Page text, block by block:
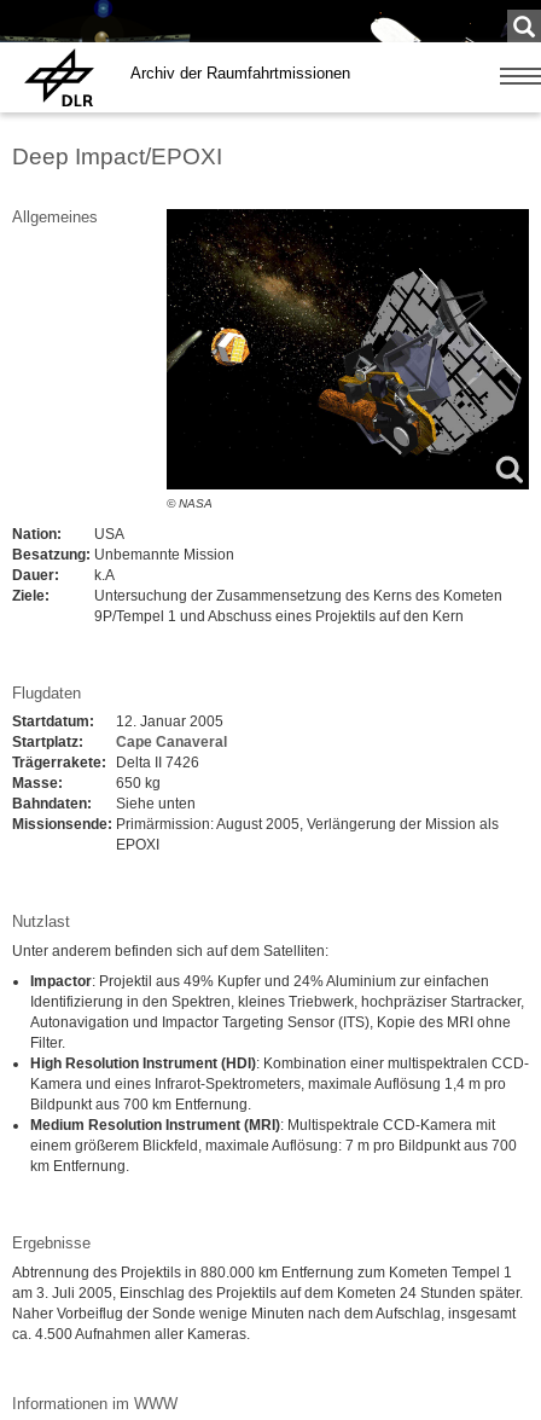
Archiv der Raumfahrtmissionen
Zeige
Deep Impact/EPOXI
© NASA
Allgemeines
Nation:
USA
Besatzung: Unbemannte Mission
Dauer:
k.A
Ziele:
Untersuchung der Zusammensetzung des Kerns des Kometen
9P/Tempel 1 und Abschuss eines Projektils auf den Kern
Flugdaten
Startdatum:
12. Januar 2005
Startplatz:
Cape Canaveral
Trägerrakete:
Delta II 7426
Masse:
650 kg
Bahndaten:
Siehe unten
Missionsende: Primärmission: August 2005, Verlängerung der Mission als
EPOXI
Nutzlast
Unter anderem befinden sich auf dem Satelliten:
Impactor: Projektil aus 49% Kupfer und 24% Aluminium zur einfachen
Identifizierung in den Spektren, kleines Triebwerk, hochpräziser Startracker,
Autonavigation und Impactor Targeting Sensor (ITS), Kopie des MRI ohne
Filter.
High Resolution Instrument (HDI): Kombination einer multispektralen CCD-
Kamera und eines Infrarot-Spektrometers, maximale Auflösung 1,4 m pro
Bildpunkt aus 700 km Entfernung.
Medium Resolution Instrument (MRI): Multispektrale CCD-Kamera mit
einem größerem Blickfeld, maximale Auflösung: 7 m pro Bildpunkt aus 700
km Entfernung.
Ergebnisse
Abtrennung des Projektils in 880.000 km Entfernung zum Kometen Tempel 1
am 3. Juli 2005, Einschlag des Projektils auf dem Kometen 24 Stunden später.
Naher Vorbeiflug der Sonde wenige Minuten nach dem Aufschlag, insgesamt
ca. 4.500 Aufnahmen aller Kameras.
Informationen im WWW